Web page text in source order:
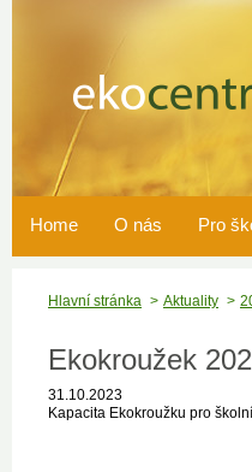
Home O nás Pro
Hlavní stránka Aktuality
Ekokroužek
31.10.2023
Kapacita Ekokroužku pro